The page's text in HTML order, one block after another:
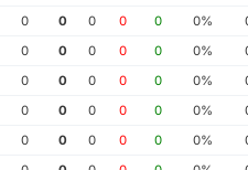
0%
0
0
0
0
0
0%
0
0
0
0
0
0%
0
0
0
0
0
0%
0
0
0
0
0
0%
0
0
0
0
0